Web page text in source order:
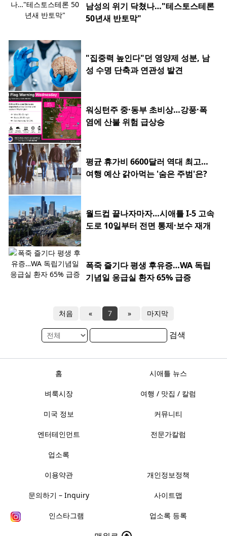
남성의 위기 닥쳤나…"테스토스테론
50년새 반토막"
"집중력 높인다"던 영양제 성분, 남
성 수명 단축과 연관성 발견
워싱턴주 중·동부 초비상…강풍·폭
염에 산불 위험 급상승
평균 휴가비 6600달러 역대 최고…
여행 예산 갉아먹는 '숨은 주범'은?
월드컵 끝나자마자…시애틀 I-5 고속
도로 10일부터 전면 통제·보수 재개
폭죽 즐기다 평생 후유증…WA 독립
기념일 응급실 환자 65% 급증
처음 « 7 » 마지막
검색
홈 시애틀 뉴스
벼룩시장 여행 / 맛집 / 칼럼
미국 정보 커뮤니티
엔터테인먼트 전문가칼럼
업소록
이용약관 개인정보정책
문의하기 – Inquiry 사이트맵
인스타그램 업소록 등록